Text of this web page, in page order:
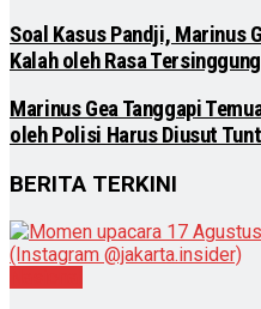
Soal Kasus Pandji, Marinus
Kalah oleh Rasa Tersinggung
Marinus Gea Tanggapi
oleh Polisi Harus Diusut
BERITA TERKINI